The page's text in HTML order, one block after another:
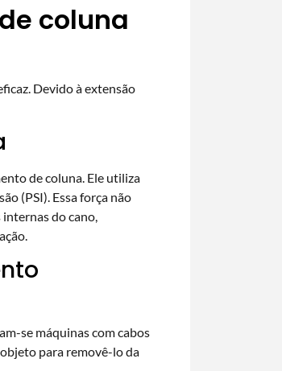
coluna
Devido à extensão
de coluna. Ele utiliza
(PSI). Essa força não
internas do cano,
se máquinas com cabos
para removê-lo da